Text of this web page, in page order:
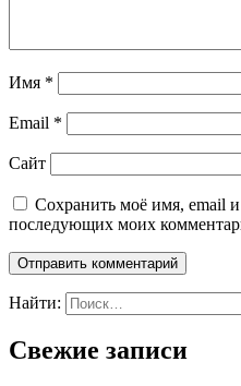
Имя *
Email *
Сайт
Сохранить моё имя, email и
последующих моих
Найти:
Свежие записи